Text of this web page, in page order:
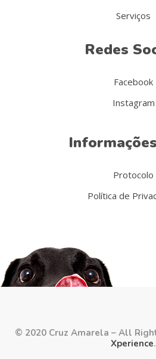
Serviços
Redes
Facebook
Instagram
Protocolo
Política de
© 2020 Cruz Amarela – All
Xperience.